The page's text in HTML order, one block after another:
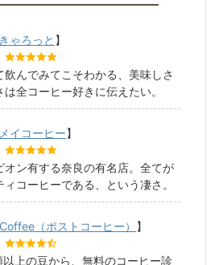
ゃろっと 】
飲んでみてこそわかる、美味しさ
は全コーヒー好きに伝えたい。
イコーヒー】
オン有する奈良の有名店。全てが
ィコーヒーである、という凄さ。
（ポストコーヒー）
】
上の豆から、無料のコーヒー診